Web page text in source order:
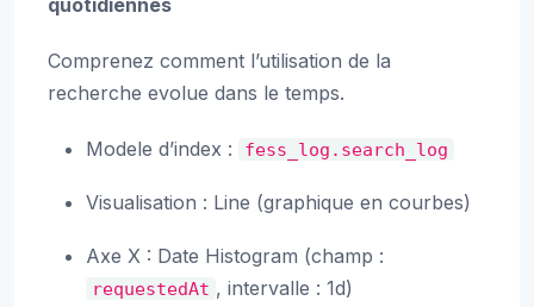
quotidiennes
Comprenez comment l’utilisation de la
recherche evolue dans le temps.
Modele d’index : fess_log.search_log
Visualisation : Line (graphique en courbes)
Axe X : Date Histogram (champ :
requestedAt , intervalle : 1d)